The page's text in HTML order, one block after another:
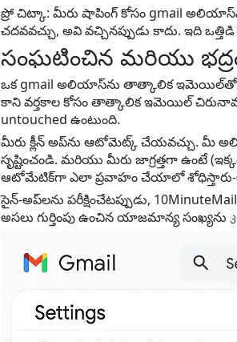
ప్రో చిట్కా: మీరు షాపింగ్ కోసం gmail
చదవవచ్చు, అవి వచ్చినప్పుడు కాదు. ఇది ఒత్తిడి
సంఘటించిన మరియు
ఒక gmail అలియాస్‌ను తాత్కాలిక ఇమెయిల్‌తో
కాని వర్తకాల కోసం తాత్కాలిక ఇమెయిల్
untouched ఉంటుంది.
మీరు క్లీన్ అప్‌ను ఆటోమెట్క్ చేయవచ్చు. మీ
సృష్టించండి. మరియు మీరు జాగ్రత్తగా
ఆటోమేటిక్‌గా ఎలా ప్రవాహం చేయాలో శోధిస్తారు-
సైన్-అప్‌లను పరీక్షించేటప్పుడు,
అసలు గుర్తింపు ఉంచిన యాజమాన్య సంఖ్యను